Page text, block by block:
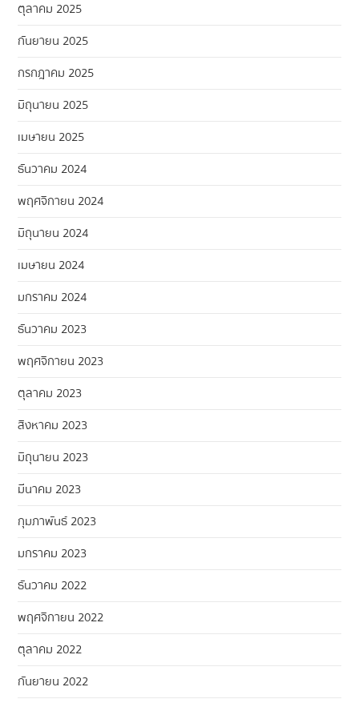
ตุลาคม 2025
กันยายน 2025
กรกฎาคม 2025
มิถุนายน 2025
เมษายน 2025
ธันวาคม 2024
พฤศจิกายน 2024
มิถุนายน 2024
เมษายน 2024
มกราคม 2024
ธันวาคม 2023
พฤศจิกายน 2023
ตุลาคม 2023
สิงหาคม 2023
มิถุนายน 2023
มีนาคม 2023
กุมภาพันธ์ 2023
มกราคม 2023
ธันวาคม 2022
พฤศจิกายน 2022
ตุลาคม 2022
กันยายน 2022